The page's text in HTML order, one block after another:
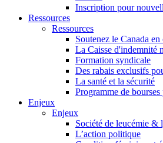
Inscription pour
Ressources
Ressources
Soutenez le Canada
La Caisse d'indemnité
Formation syndicale
Des rabais exclusifs
La santé et la sécurité
Programme de
Enjeux
Enjeux
Société de leucémie &
L’action politique